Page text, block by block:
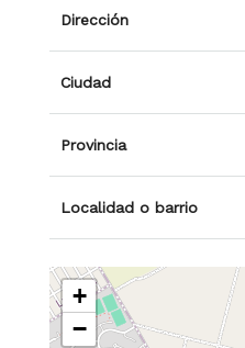
Dirección
Ciudad
Provincia
Localidad o barrio
+
−